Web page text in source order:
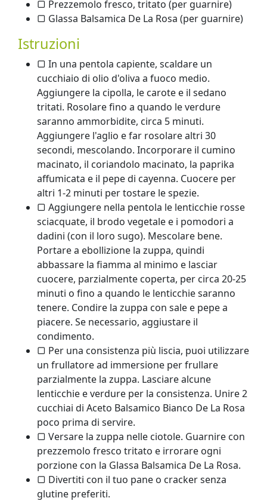
▢ Prezzemolo fresco, tritato (per guarnire)
▢ Glassa Balsamica De La Rosa (per guarnire)
Istruzioni
▢ In una pentola capiente, scaldare un
cucchiaio di olio d'oliva a fuoco medio.
Aggiungere la cipolla, le carote e il sedano
tritati. Rosolare fino a quando le verdure
saranno ammorbidite, circa 5 minuti.
Aggiungere l'aglio e far rosolare altri 30
secondi, mescolando. Incorporare il cumino
macinato, il coriandolo macinato, la paprika
affumicata e il pepe di cayenna. Cuocere per
altri 1-2 minuti per tostare le spezie.
▢ Aggiungere nella pentola le lenticchie rosse
sciacquate, il brodo vegetale e i pomodori a
dadini (con il loro sugo). Mescolare bene.
Portare a ebollizione la zuppa, quindi
abbassare la fiamma al minimo e lasciar
cuocere, parzialmente coperta, per circa 20-25
minuti o fino a quando le lenticchie saranno
tenere. Condire la zuppa con sale e pepe a
piacere. Se necessario, aggiustare il
condimento.
▢ Per una consistenza più liscia, puoi utilizzare
un frullatore ad immersione per frullare
parzialmente la zuppa. Lasciare alcune
lenticchie e verdure per la consistenza. Unire 2
cucchiai di Aceto Balsamico Bianco De La Rosa
poco prima di servire.
▢ Versare la zuppa nelle ciotole. Guarnire con
prezzemolo fresco tritato e irrorare ogni
porzione con la Glassa Balsamica De La Rosa.
▢ Divertiti con il tuo pane o cracker senza
glutine preferiti.